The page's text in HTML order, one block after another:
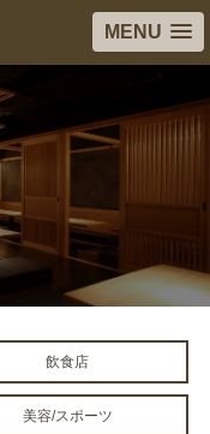
MENU
飲食店
美容/スポーツ